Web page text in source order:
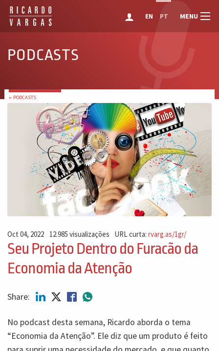
EN PT MENU
PODCASTS
← PODCASTS
Oct 04, 2022 12.985 visualizações URL curta:rvarg.as/1gr/
Seu Projeto Dentro do Furacão da
Economia da Atenção
Share:
No podcast desta semana, Ricardo aborda o tema
“Economia da Atenção”. Ele diz que um produto é feito